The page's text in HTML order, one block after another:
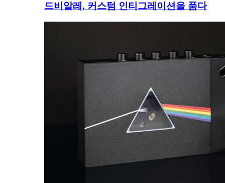
드비알레, 커스텀 인티그레이션을 품다